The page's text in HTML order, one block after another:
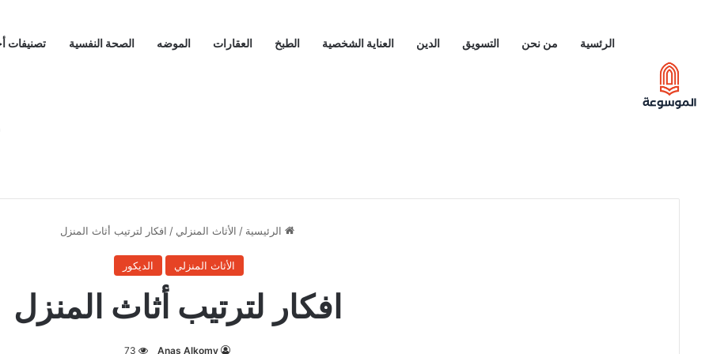
الرئسية من نحن التسويق الدين العناية الشخصية الطبخ العقارات الموضه الصحة النفسية تصنيفات
الرئيسية / الأثاث المنزلي / افكار لترتيب أثاث المنزل
الأثاث المنزلي الديكور
افكار لترتيب أثاث المنزل
Anas Alkomy
73